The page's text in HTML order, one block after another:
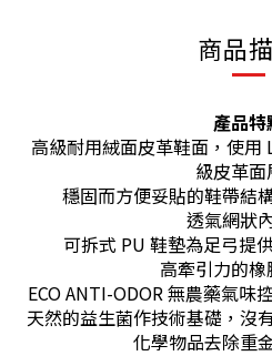
商品
產品特
高級耐用絨面皮革鞋面，使用
級皮革面
穩固而方便妥貼的鞋帶結
透氣網狀
可拆式 PU 鞋墊為足弓提
高牽引力的橡
ECO ANTI-ODOR 無農藥氣味
天然的益生菌作技術基礎，沒
化學物品去除重